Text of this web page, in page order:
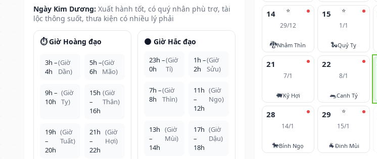
Ngày Kim Dương: Xuất hành tốt, có quý nhân phù trợ, tài
lộc thông suốt, thưa kiện có nhiều lý phải
⏱️ Giờ Hoàng đạo
3h –
4h
(Giờ
Dần)
5h –
6h
(Giờ
Mão)
9h –
10h
(Giờ
Tỵ)
15h
–
16h
(Giờ
Thân)
19h
–
20h
(Giờ
Tuất)
21h
–
22h
(Giờ
Hợi)
🌑 Giờ Hắc đạo
23h –
0h
(Giờ
Tí)
1h –
2h
(Giờ
Sửu)
7h –
8h
(Giờ
Thìn)
11h
–
12h
(Giờ
Ngọ)
13h
–
14h
(Giờ
Mùi)
17h
–
18h
(Giờ
Dậu)
⭐
14
29/12
🐉Nhâm Thìn
⭐
15
1/1
🐍Quý Tỵ
21
7/1
🐖Kỷ Hợi
22
8/1
🐀Canh Tý
28
14/1
🐎Bính Ngọ
⭐
29
15/1
🐐Đinh Mùi